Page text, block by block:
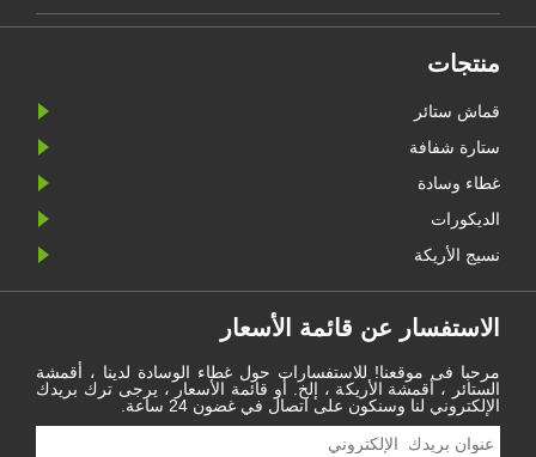
منتجات
قماش ستائر
ستارة شفافة
غطاء وسادة
الديكورات
نسيج الأريكة
الاستفسار عن قائمة الأسعار
مرحبا فى موقعنا! للاستفسارات حول غطاء الوسادة لدينا ، أقمشة
الستائر ، أقمشة الأريكة ، إلخ. أو قائمة الأسعار ، يرجى ترك بريدك
الإلكتروني لنا وسنكون على اتصال في غضون 24 ساعة.